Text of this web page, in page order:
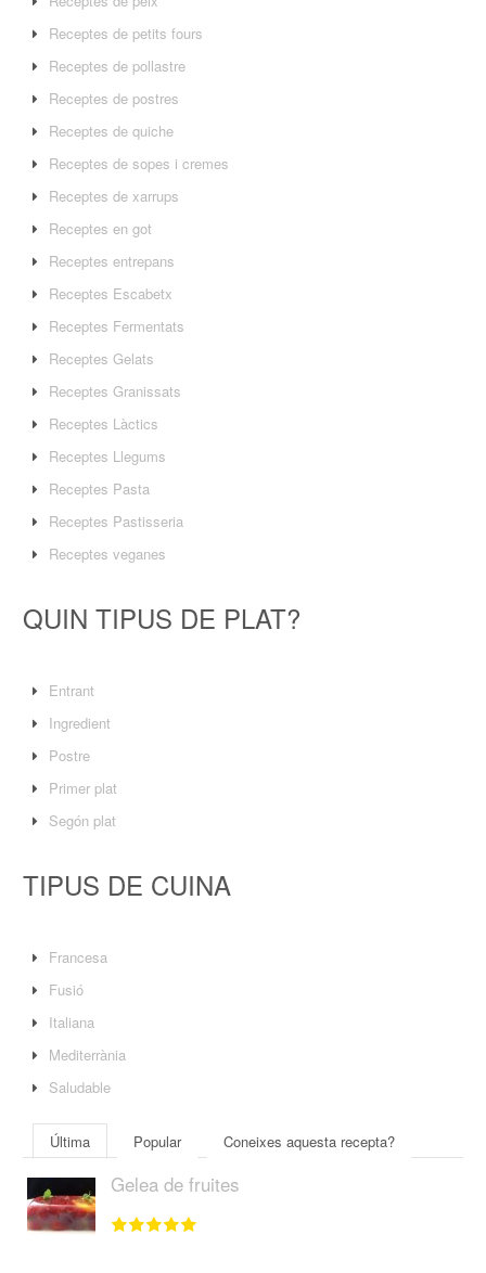
Receptes de petits fours
Receptes de pollastre
Receptes de postres
Receptes de quiche
Receptes de sopes i cremes
Receptes de xarrups
Receptes en got
Receptes entrepans
Receptes Escabetx
Receptes Fermentats
Receptes Gelats
Receptes Granissats
Receptes Làctics
Receptes Llegums
Receptes Pasta
Receptes Pastisseria
Receptes veganes
QUIN TIPUS DE PLAT?
Entrant
Ingredient
Postre
Primer plat
Segón plat
TIPUS DE CUINA
Francesa
Fusió
Italiana
Mediterrània
Saludable
Última Popular Coneixes aquesta recepta?
Gelea de fruites